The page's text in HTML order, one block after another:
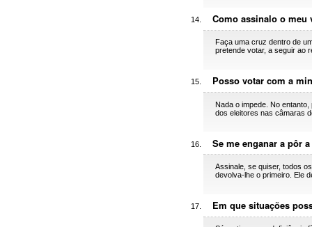
Como assinalo o meu
Faça uma cruz dentro de
pretende votar, a seguir ao
Posso votar com a
Nada o impede. No
dos eleitores nas câmaras
Se me enganar a pôr
Assinale, se quiser, todos
devolva-lhe o primeiro. Ele
Em que situações